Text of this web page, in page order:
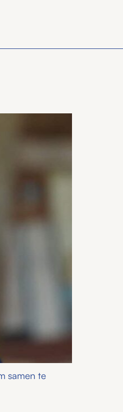
samen te